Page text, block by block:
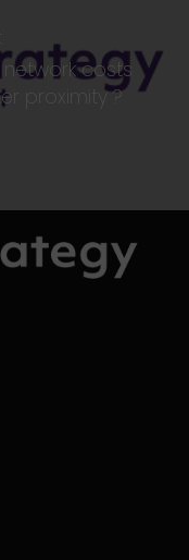
costs
proximity ?